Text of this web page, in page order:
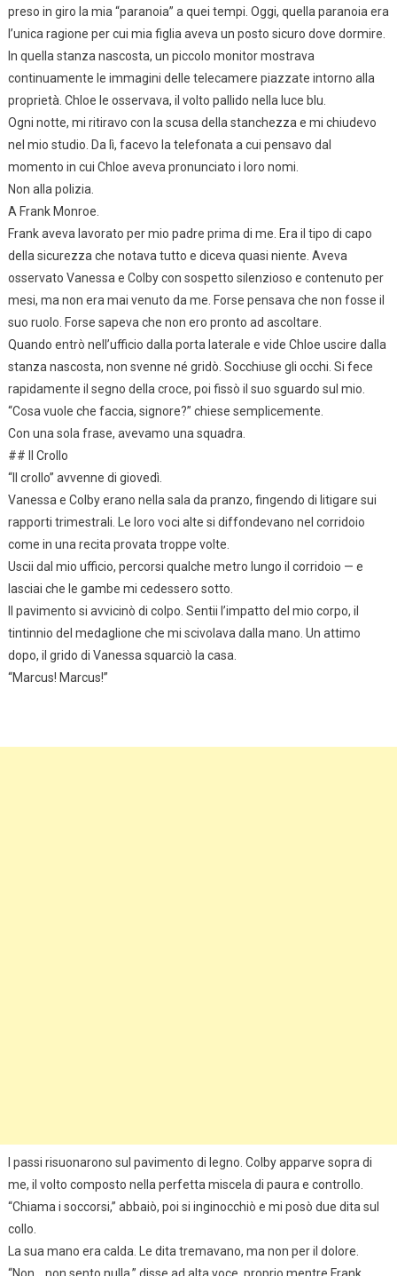
preso in giro la mia “paranoia” a quei tempi. Oggi, quella paranoia era
l’unica ragione per cui mia figlia aveva un posto sicuro dove dormire.
In quella stanza nascosta, un piccolo monitor mostrava
continuamente le immagini delle telecamere piazzate intorno alla
proprietà. Chloe le osservava, il volto pallido nella luce blu.
Ogni notte, mi ritiravo con la scusa della stanchezza e mi chiudevo
nel mio studio. Da lì, facevo la telefonata a cui pensavo dal
momento in cui Chloe aveva pronunciato i loro nomi.
Non alla polizia.
A Frank Monroe.
Frank aveva lavorato per mio padre prima di me. Era il tipo di capo
della sicurezza che notava tutto e diceva quasi niente. Aveva
osservato Vanessa e Colby con sospetto silenzioso e contenuto per
mesi, ma non era mai venuto da me. Forse pensava che non fosse il
suo ruolo. Forse sapeva che non ero pronto ad ascoltare.
Quando entrò nell’ufficio dalla porta laterale e vide Chloe uscire dalla
stanza nascosta, non svenne né gridò. Socchiuse gli occhi. Si fece
rapidamente il segno della croce, poi fissò il suo sguardo sul mio.
“Cosa vuole che faccia, signore?” chiese semplicemente.
Con una sola frase, avevamo una squadra.
## Il Crollo
“Il crollo” avvenne di giovedì.
Vanessa e Colby erano nella sala da pranzo, fingendo di litigare sui
rapporti trimestrali. Le loro voci alte si diffondevano nel corridoio
come in una recita provata troppe volte.
Uscii dal mio ufficio, percorsi qualche metro lungo il corridoio — e
lasciai che le gambe mi cedessero sotto.
Il pavimento si avvicinò di colpo. Sentii l’impatto del mio corpo, il
tintinnio del medaglione che mi scivolava dalla mano. Un attimo
dopo, il grido di Vanessa squarciò la casa.
“Marcus! Marcus!”
I passi risuonarono sul pavimento di legno. Colby apparve sopra di
me, il volto composto nella perfetta miscela di paura e controllo.
“Chiama i soccorsi,” abbaiò, poi si inginocchiò e mi posò due dita sul
collo.
La sua mano era calda. Le dita tremavano, ma non per il dolore.
“Non… non sento nulla,” disse ad alta voce, proprio mentre Frank